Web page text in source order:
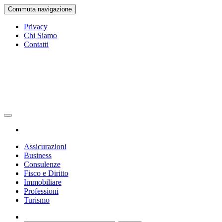
Vai
al
contenuto
Commuta navigazione
Privacy
Chi Siamo
Contatti
Assicurazioni
Business
Consulenze
Fisco e Diritto
Immobiliare
Professioni
Turismo